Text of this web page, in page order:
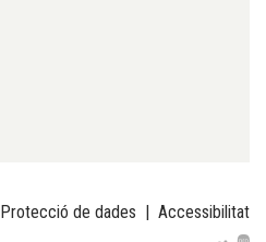
Protecció de dades | Accessibilitat